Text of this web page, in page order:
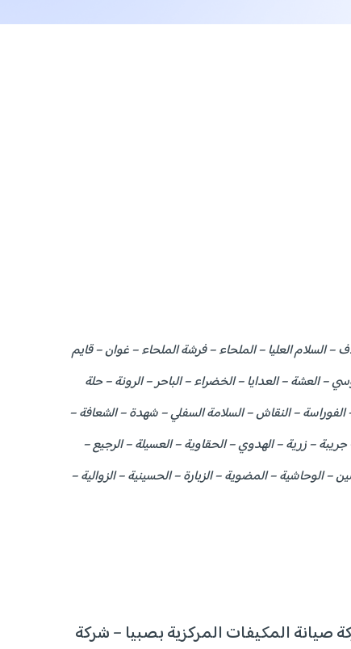
السلام العليا – الملحاء – فرشة الملحاء – غوان – قايم
– العشة – العدايا – الخضراء – الباحر – الرونة – حلة
الفوراسة – النقاش – السلامة السفلي – شهدة – الشعافة –
– زرية – الهدوي – الحقاوية – العسيلة – الرجيع –
– المضوية – الزبارة – الحسينية – الزوالية –
صيانة المكيفات المركزية بصبيا – شركة